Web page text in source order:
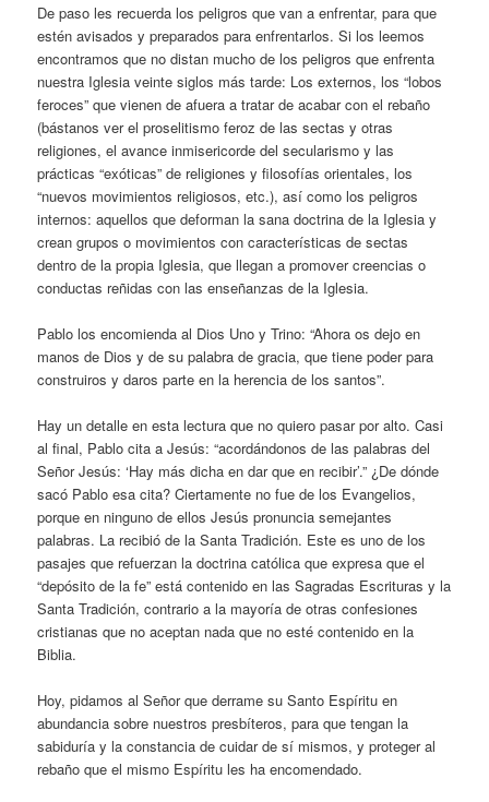
De paso les recuerda los peligros que van a enfrentar, para que
estén avisados y preparados para enfrentarlos. Si los leemos
encontramos que no distan mucho de los peligros que enfrenta
nuestra Iglesia veinte siglos más tarde: Los externos, los “lobos
feroces” que vienen de afuera a tratar de acabar con el rebaño
(bástanos ver el proselitismo feroz de las sectas y otras
religiones, el avance inmisericorde del secularismo y las
prácticas “exóticas” de religiones y filosofías orientales, los
“nuevos movimientos religiosos, etc.), así como los peligros
internos: aquellos que deforman la sana doctrina de la Iglesia y
crean grupos o movimientos con características de sectas
dentro de la propia Iglesia, que llegan a promover creencias o
conductas reñidas con las enseñanzas de la Iglesia.
Pablo los encomienda al Dios Uno y Trino: “Ahora os dejo en
manos de Dios y de su palabra de gracia, que tiene poder para
construiros y daros parte en la herencia de los santos”.
Hay un detalle en esta lectura que no quiero pasar por alto. Casi
al final, Pablo cita a Jesús: “acordándonos de las palabras del
Señor Jesús: ‘Hay más dicha en dar que en recibir’.” ¿De dónde
sacó Pablo esa cita? Ciertamente no fue de los Evangelios,
porque en ninguno de ellos Jesús pronuncia semejantes
palabras. La recibió de la Santa Tradición. Este es uno de los
pasajes que refuerzan la doctrina católica que expresa que el
“depósito de la fe” está contenido en las Sagradas Escrituras y la
Santa Tradición, contrario a la mayoría de otras confesiones
cristianas que no aceptan nada que no esté contenido en la
Biblia.
Hoy, pidamos al Señor que derrame su Santo Espíritu en
abundancia sobre nuestros presbíteros, para que tengan la
sabiduría y la constancia de cuidar de sí mismos, y proteger al
rebaño que el mismo Espíritu les ha encomendado.